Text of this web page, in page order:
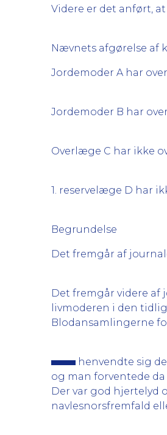
Videre er det anført,
Nævnets afgørelse af
Jordemoder A har
Jordemoder B har
Overlæge C har ikke
1. reservelæge D har
Begrundelse
Det fremgår af
Det fremgår videre af
livmoderen i den
Blodansamlingerne
henvendte sig
og man forventede
Der var god hjertelyd
navlesnorsfremfald